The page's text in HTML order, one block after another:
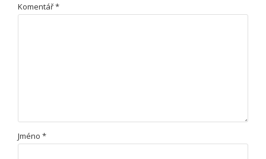
Komentář*
Jméno *